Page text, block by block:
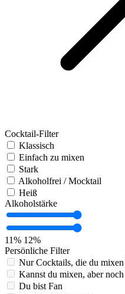
Cocktail-Filter
Klassisch
Einfach zu mixen
Stark
Alkoholfrei / Mocktail
Heiß
Alkoholstärke
11% 12%
Persönliche Filter
Nur Cocktails, die du mixen
Kannst du mixen, aber
Du bist Fan